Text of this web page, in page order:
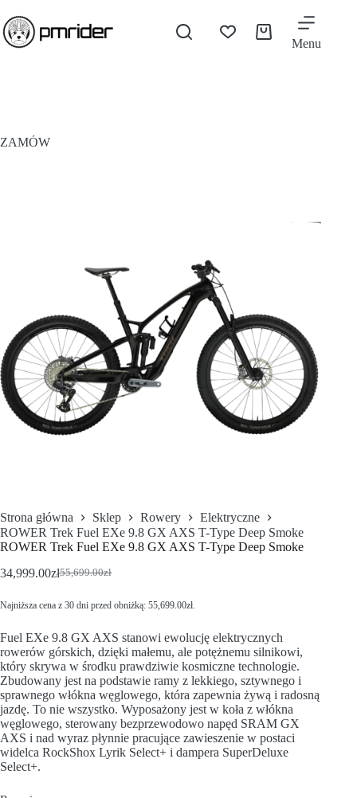
Menu
ZAMÓW
Strona główna Sklep Rowery
Elektryczne
ROWER Trek Fuel EXe 9.8 GX AXS T-Type Deep Smoke
ROWER Trek Fuel EXe 9.8 GX AXS T-Type Deep Smoke
55,699.00zł
34,999.00zł
Najniższa cena z 30 dni przed obniżką: 55,699.00zł.
Fuel EXe 9.8 GX AXS stanowi ewolucję elektrycznych
rowerów górskich, dzięki małemu, ale potężnemu silnikowi,
który skrywa w środku prawdziwie kosmiczne technologie.
Zbudowany jest na podstawie ramy z lekkiego, sztywnego i
sprawnego włókna węglowego, która zapewnia żywą i radosną
jazdę. To nie wszystko. Wyposażony jest w koła z włókna
węglowego, sterowany bezprzewodowo napęd SRAM GX
AXS i nad wyraz płynnie pracujące zawieszenie w postaci
widelca RockShox Lyrik Select+ i dampera SuperDeluxe
Select+.